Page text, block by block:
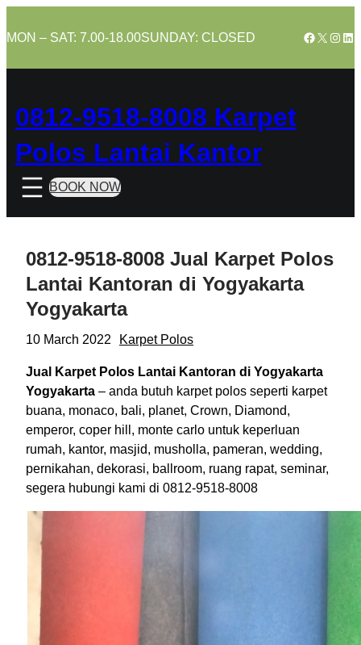
to
MON – SAT: 7.00-18.00SUNDAY: CLOSED Facebook
X
0812-9518-8008 Karpet
Polos Lantai Kantor
BOOK NOW
0812-9518-8008 Jual Karpet Polos
Lantai Kantoran di Yogyakarta
Yogyakarta
10 March 2022 Karpet Polos
Jual Karpet Polos Lantai Kantoran di Yogyakarta
Yogyakarta – anda butuh karpet polos seperti karpet
buana, monaco, bali, planet, Crown, Diamond,
emperor, coper hill, monte carlo untuk keperluan
rumah, kantor, masjid, musholla, pameran, wedding,
pernikahan, dekorasi, ballroom, ruang rapat, seminar,
segera hubungi kami di 0812-9518-8008